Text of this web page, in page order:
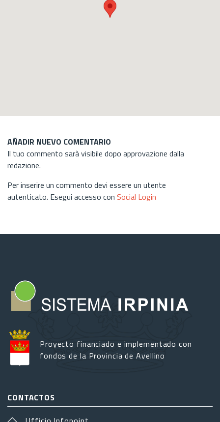
AÑADIR NUEVO COMENTARIO
Il tuo commento sarà visibile dopo approvazione dalla
redazione.
Per inserire un commento devi essere un utente
autenticato. Esegui accesso con Social Login
Proyecto financiado e implementado con
fondos de la Provincia de Avellino
CONTACTOS